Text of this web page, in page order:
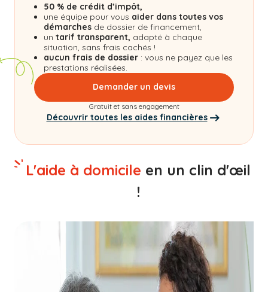
50 % de crédit d’impôt,
une équipe pour vous aider dans toutes vos
démarches de dossier de financement,
un tarif transparent, adapté à chaque
situation, sans frais cachés !
aucun frais de dossier : vous ne payez que les
prestations réalisées.
Demander un devis
Gratuit et sans engagement
Découvrir toutes les aides financières
L'aide à domicile en un clin d'œil
!